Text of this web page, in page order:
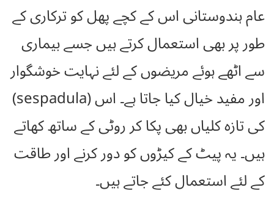
عام ہندوستانی اس کے کچے پھل کو ترکاری کے
طور پر بھی استعمال کرتے ہیں جسے بیماری
سے اٹھے ہوئے مریضوں کے لئے نہایت خوشگوار
اور مفید خیال کیا جاتا ہے۔ اس (sespadula)
کی تازہ کلیاں بھی پکا کر روٹی کے ساتھ کھاتے
ہیں۔ یہ پیٹ کے کیڑوں کو دور کرنے اور طاقت
کے لئے استعمال کئے جاتے ہیں۔